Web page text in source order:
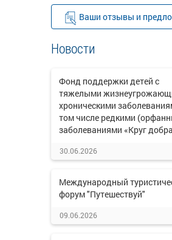
Ваши отзывы и
Новости
Фонд поддержки детей с
тяжелыми
хроническими
том числе редкими
заболеваниями «Круг
30.06.2026
Международный
форум "Путешествуй"
09.06.2026